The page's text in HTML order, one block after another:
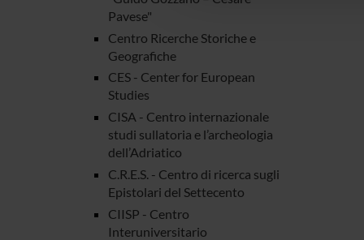
Pavese"
Centro Ricerche Storiche e
Geografiche
CES - Center for European
Studies
CISA - Centro internazionale
studi sullatoria e l’archeologia
dell’Adriatico
C.R.E.S. - Centro di ricerca sugli
Epistolari del Settecento
CIISP - Centro
Interuniversitario